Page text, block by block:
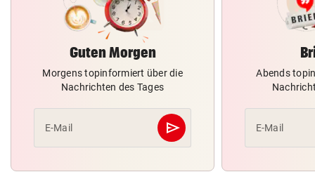
Guten Morgen
Morgens topinformiert über die
Nachrichten des Tages
E-Mail send
Abschicken
Abends
E-Mail